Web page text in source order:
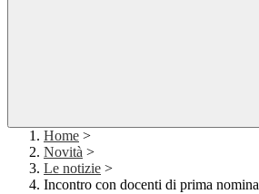
Home >
Novità >
Le notizie >
Incontro con docenti di prima nomina